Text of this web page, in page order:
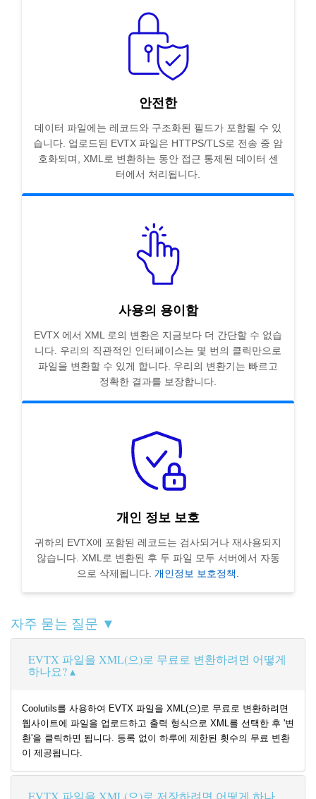
안전한
데이터 파일에는 레코드와 구조화된 필드가 포함될 수 있
습니다. 업로드된 EVTX 파일은 HTTPS/TLS로 전송 중 암
호화되며, XML로 변환하는 동안 접근 통제된 데이터 센
터에서 처리됩니다.
사용의 용이함
EVTX 에서 XML 로의 변환은 지금보다 더 간단할 수 없습
니다. 우리의 직관적인 인터페이스는 몇 번의 클릭만으로
파일을 변환할 수 있게 합니다. 우리의 변환기는 빠르고
정확한 결과를 보장합니다.
개인 정보 보호
귀하의 EVTX에 포함된 레코드는 검사되거나 재사용되지
않습니다. XML로 변환된 후 두 파일 모두 서버에서 자동
으로 삭제됩니다. 개인정보 보호정책.
자주 묻는 질문 ▼
EVTX 파일을 XML(으)로 무료로 변환하려면 어떻게
하나요?
Coolutils를 사용하여 EVTX 파일을 XML(으)로 무료로 변환하려면
웹사이트에 파일을 업로드하고 출력 형식으로 XML를 선택한 후 '변
환'을 클릭하면 됩니다. 등록 없이 하루에 제한된 횟수의 무료 변환
이 제공됩니다.